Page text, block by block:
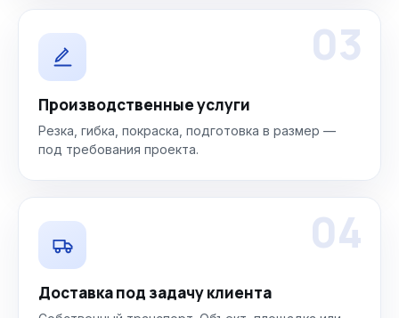
03
Производственные услуги
Резка, гибка, покраска, подготовка в размер —
под требования проекта.
04
Доставка под задачу клиента